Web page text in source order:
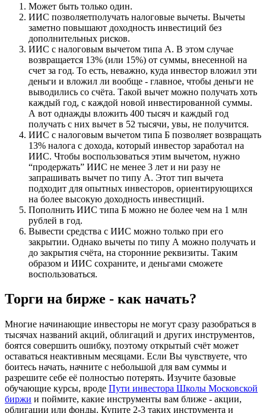
Может быть только один.
ИИС позволяетполучать налоговые вычеты. Вычеты
заметно повышают доходность инвестиций без
дополнительных рисков.
ИИС с налоговым вычетом типа А. В этом случае
возвращается 13% (или 15%) от суммы, внесенной на
счет за год. То есть, неважно, куда инвестор вложил эти
деньги и вложил ли вообще - главное, чтобы деньги не
выводились со счёта. Такой вычет можно получать хоть
каждый год, с каждой новой инвестированной суммы.
А вот однажды вложить 400 тысяч и каждый год
получать с них вычет в 52 тысячи, увы, не получится.
ИИС с налоговым вычетом типа Б позволяет возвращать
13% налога с дохода, который инвестор заработал на
ИИС. Чтобы воспользоваться этим вычетом, нужно
“продержать” ИИС не менее 3 лет и ни разу не
запрашивать вычет по типу А. Этот тип вычета
подходит для опытных инвесторов, ориентирующихся
на более высокую доходность инвестиций.
Пополнить ИИС типа Б можно не более чем на 1 млн
рублей в год.
Вывести средства с ИИС можно только при его
закрытии. Однако вычеты по типу А можно получать и
до закрытия счёта, на сторонние реквизиты. Таким
образом и ИИС сохраните, и деньгами сможете
воспользоваться.
Торги на бирже - как начать?
Многие начинающие инвесторы не могут сразу разобраться в
тысячах названий акций, облигаций и других инструментов,
боятся совершить ошибку, поэтому открытый счёт может
оставаться неактивным месяцами. Если Вы чувствуете, что
боитесь начать, начните с небольшой для вам суммы и
разрешите себе её полностью потерять. Изучите базовые
обучающие курсы, вроде Пути инвестора Школы Московской
биржи и поймите, какие инструменты вам ближе - акции,
облигации или фонды. Купите 2-3 таких инструмента и